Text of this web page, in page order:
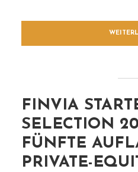
FINVIA
SELECTION
FÜNFTE
PRIVATE-